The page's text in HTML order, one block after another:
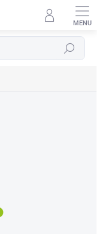
Hledat